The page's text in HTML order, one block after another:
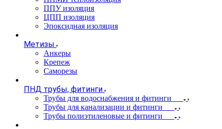
ППУ изоляция
ЦПП изоляция
Эпоксидная изоляция
Метизы
Анкеры
Крепеж
Саморезы
ПНД трубы, фитинги
Трубы для водоснабжения и фитинги
Трубы для канализации и фитинги
Трубы полиэтиленовые и фитинги